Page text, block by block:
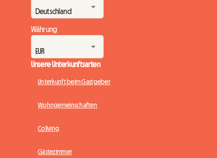
Währung
Unsere Unterkunftsarten
Unterkunft beim Gastgeber
Wohngemeinschaften
Coliving
Gästezimmer